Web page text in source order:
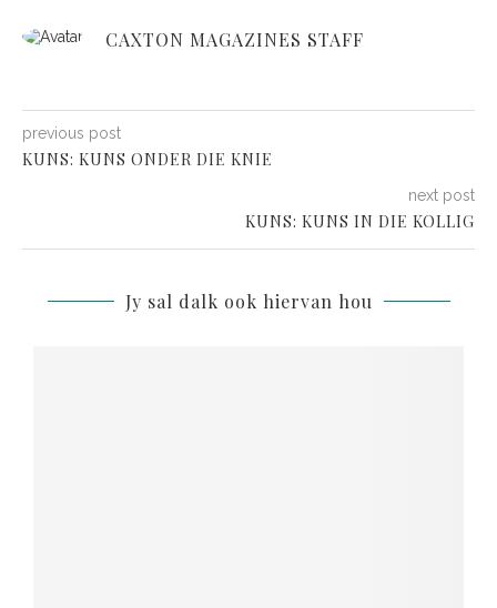
CAXTON MAGAZINES STAFF
previous post
KUNS: KUNS ONDER DIE KNIE
next post
KUNS: KUNS IN DIE KOLLIG
Jy sal dalk ook hiervan hou